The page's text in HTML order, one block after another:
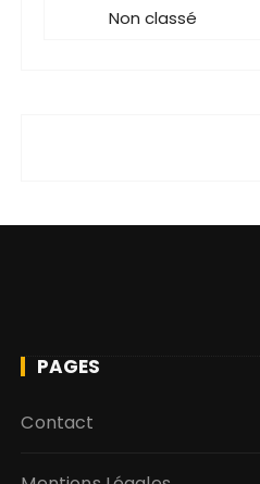
Non classé
PAGES
Contact